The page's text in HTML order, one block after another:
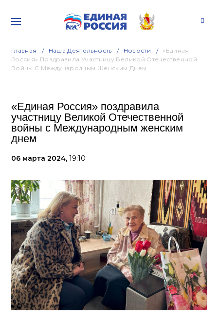
Главная Наша Деятельность Новости
«Единая
Россия» Поздравила Участницу Великой Отечественной
Войны С Международным Женским Днем
«Единая Россия» поздравила
участницу Великой Отечественной
войны с Международным женским
днем
06 марта 2024, 19:10